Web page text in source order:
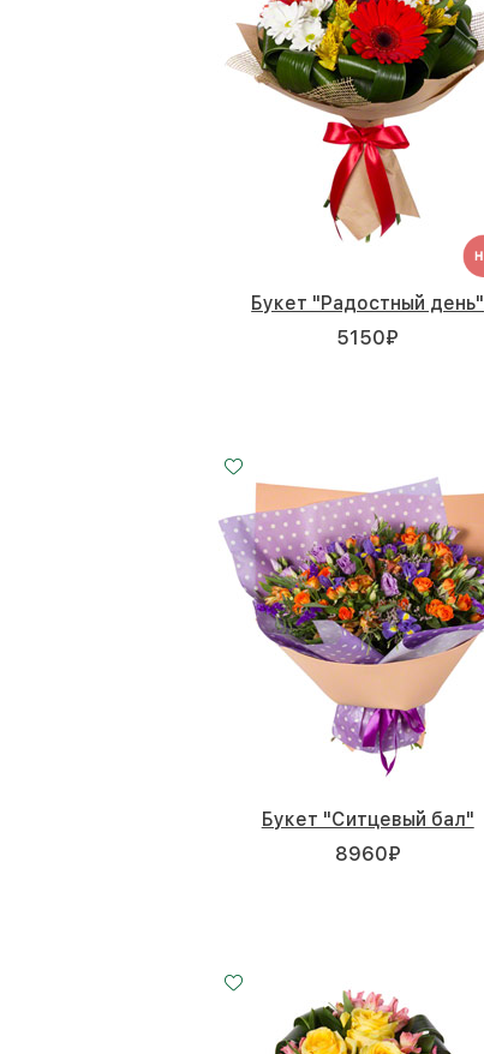
Букет "Радостный день"
5150₽
Букет "Ситцевый бал"
8960₽